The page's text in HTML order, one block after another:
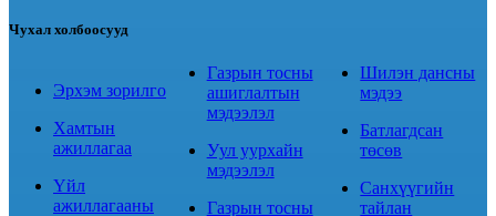
Чухал холбоосууд
Эрхэм зорилго
Хамтын
ажиллагаа
Үйл
ажиллагааны
Газрын тосны
ашиглалтын
мэдээлэл
Уул уурхайн
мэдээлэл
Газрын тосны
Шилэн дансны
мэдээ
Батлагдсан
төсөв
Санхүүгийн
тайлан